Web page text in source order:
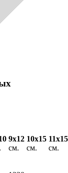
9х12
см.
10х15
см.
11х15
см.